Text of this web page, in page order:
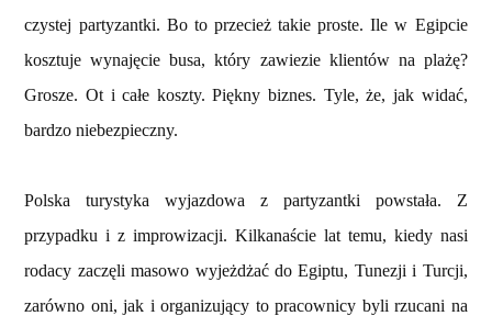
czystej partyzantki. Bo to przecież takie proste. Ile w Egipcie
kosztuje wynajęcie busa, który zawiezie klientów na plażę?
Grosze. Ot i całe koszty. Piękny biznes. Tyle, że, jak widać,
bardzo niebezpieczny.
Polska turystyka wyjazdowa z partyzantki powstała. Z
przypadku i z improwizacji. Kilkanaście lat temu, kiedy nasi
rodacy zaczęli masowo wyjeżdżać do Egiptu, Tunezji i Turcji,
zarówno oni, jak i organizujący to pracownicy byli rzucani na